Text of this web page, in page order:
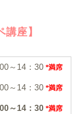
座】
～14：30 *満席
～14：30 *満席
～14：30 *満席